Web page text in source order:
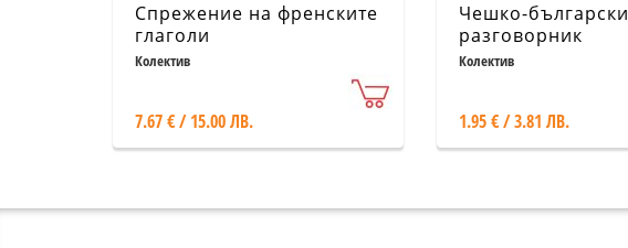
Спрежение на френските
глаголи
Колектив
7.67 € / 15.00 ЛВ.
Чешко-български
разговорник
Колектив
1.95 € / 3.81 ЛВ.